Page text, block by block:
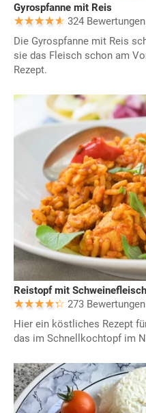
Gyrospfanne mit Reis
324 Bewertungen
Die Gyrospfanne mit Reis
sie das Fleisch schon am
Rezept.
Reistopf mit Schweinefleisch
273 Bewertungen
Hier ein köstliches Rezept
das im Schnellkochtopf im